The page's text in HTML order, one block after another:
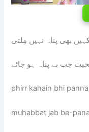
بھی پناہ نہیں مِلتی
جب بے پناہ ہو جائے
phirr kahain bhi
muhabbat jab be-